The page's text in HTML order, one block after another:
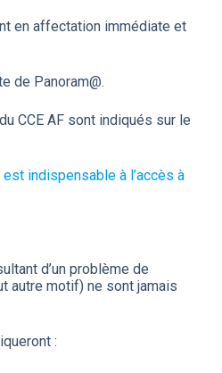
en affectation immédiate et
de Panoram@.
CCE AF sont indiqués sur le
est indispensable à l’accès à
d’un problème de
autre motif) ne sont jamais
: